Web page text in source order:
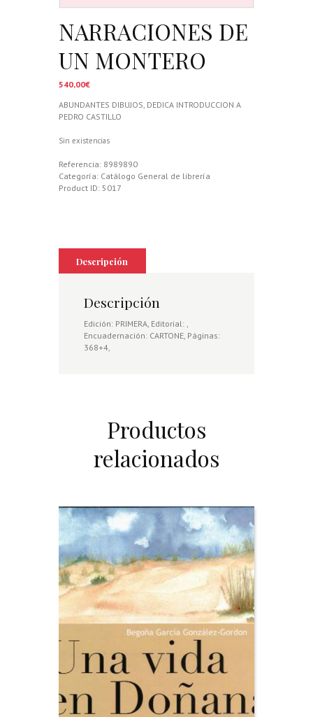
NARRACIONES DE
UN MONTERO
540,00€
ABUNDANTES DIBUJOS, DEDICA INTRODUCCION A
PEDRO CASTILLO
Sin existencias
Referencia: 8989890
Categoría: Catálogo General de librería
Product ID: 5017
Descripción
Descripción
Edición: PRIMERA, Editorial: ,
Encuadernación: CARTONE, Páginas:
368+4,
Productos
relacionados